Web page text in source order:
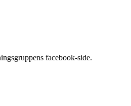
facebook-side.